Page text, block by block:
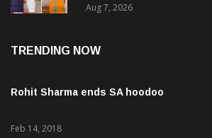
Aug 7, 2026
TRENDING NOW
Rohit Sharma ends SA hoodoo
Feb 14, 2018